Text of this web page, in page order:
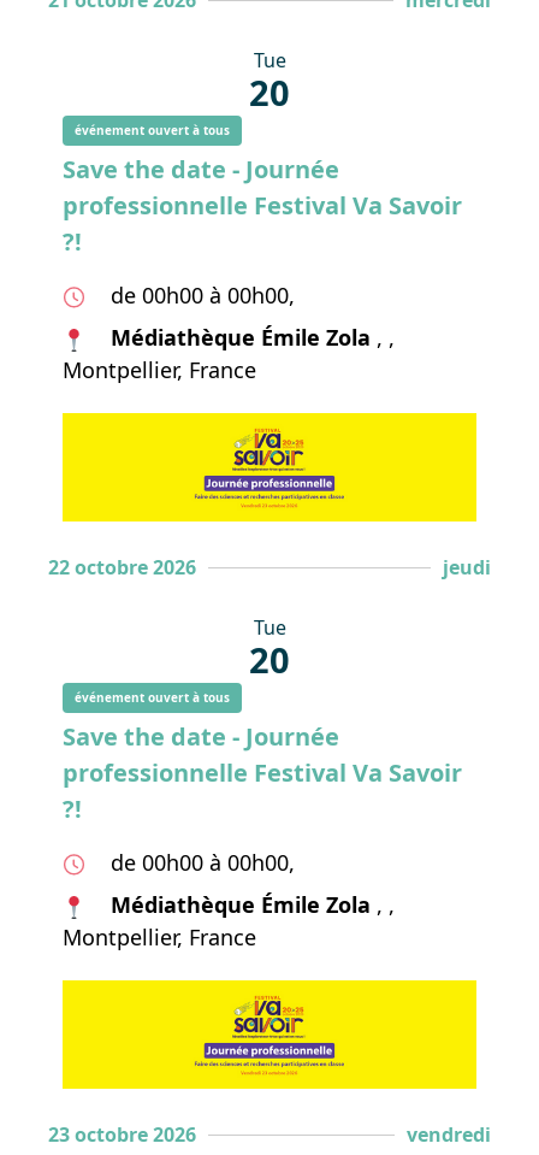
Tue
20
événement ouvert à tous
Save the date - Journée
professionnelle Festival Va Savoir
?!
de 00h00 à 00h00,
Médiathèque Émile Zola , ,
Montpellier, France
22 octobre 2026 jeudi
Tue
20
événement ouvert à tous
Save the date - Journée
professionnelle Festival Va Savoir
?!
de 00h00 à 00h00,
Médiathèque Émile Zola , ,
Montpellier, France
23 octobre 2026 vendredi